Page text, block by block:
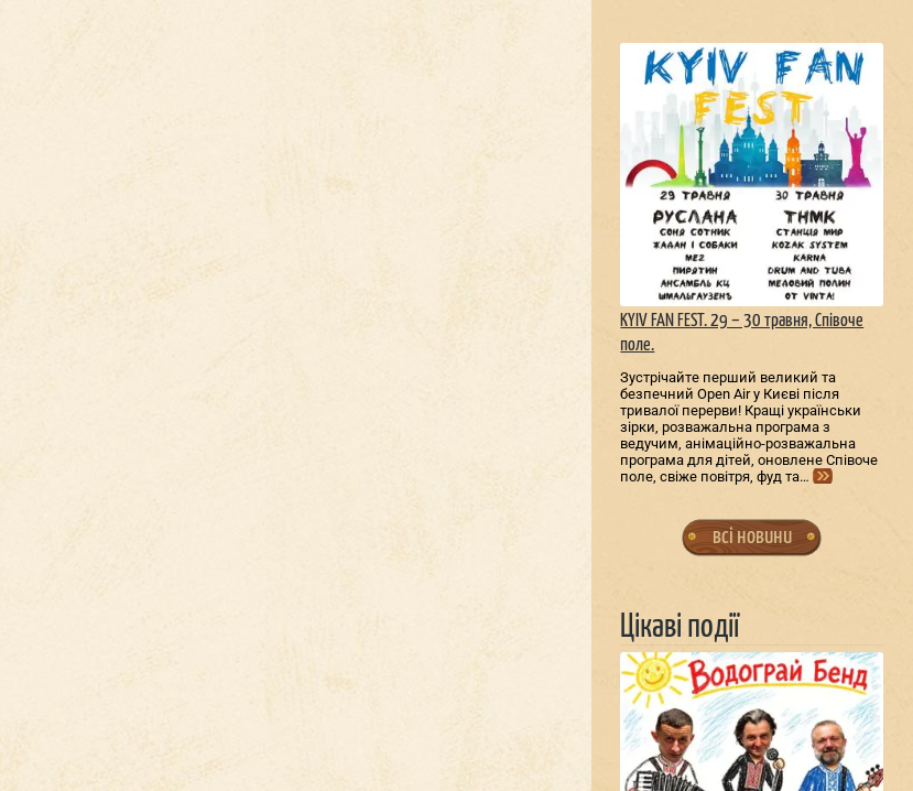
KYIV FAN FEST. 29 – 30 травня, Співоче
поле.
Зустрічайте перший великий та
безпечний Open Air у Києві після
тривалої перерви! Кращі українськи
зірки, розважальна програма з
ведучим, анімаційно-розважальна
програма для дітей, оновлене Співоче
поле, свіже повітря, фуд та…
всі новини
Цікаві події